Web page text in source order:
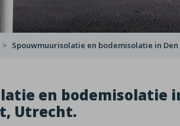
Spouwmuurisolatie en bodemisolatie in
en bodemisolatie
Utrecht.